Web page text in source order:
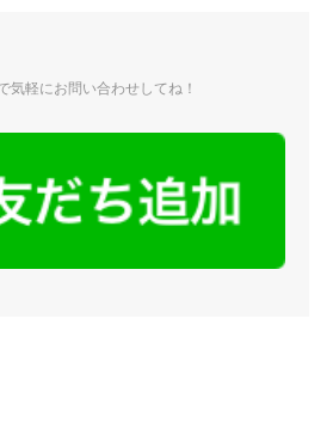
気軽にお問い合わせしてね！